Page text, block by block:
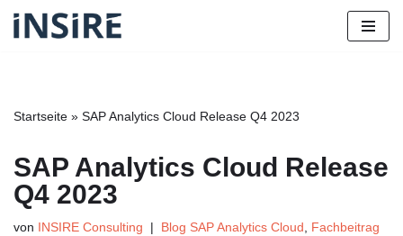
Startseite » SAP Analytics Cloud Release Q4 2023
SAP Analytics Cloud Release
Q4 2023
von INSIRE Consulting Blog SAP Analytics Cloud , Fachbeitrag